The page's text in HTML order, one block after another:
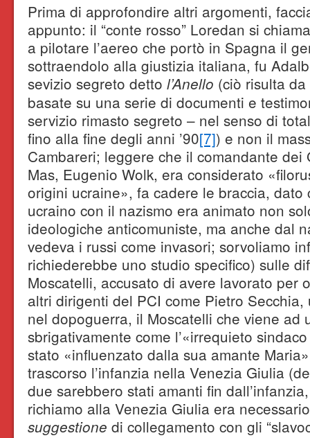
Prima di approfondire altri argomenti,
appunto: il “conte rosso” Loredan si
a pilotare l’aereo che portò in Spagna il
sottraendolo alla giustizia italiana, fu
sevizio segreto detto l’Anello (ciò risulta
basate su una serie di documenti e
servizio rimasto segreto – nel senso di
fino alla fine degli anni ’90[7]) e non il
Cambareri; leggere che il comandante dei
Mas, Eugenio Wolk, era considerato
origini ucraine», fa cadere le braccia, dato
ucraino con il nazismo era animato non
ideologiche anticomuniste, ma anche dal
vedeva i russi come invasori; sorvoliamo
richiederebbe uno studio specifico) sulle
Moscatelli, accusato di avere lavorato per
altri dirigenti del PCI come Pietro Secchia,
nel dopoguerra, il Moscatelli che viene ad
sbrigativamente come l’«irrequieto
stato «influenzato dalla sua amante
trascorso l’infanzia nella Venezia Giulia
due sarebbero stati amanti fin
richiamo alla Venezia Giulia era
suggestione di collegamento con gli